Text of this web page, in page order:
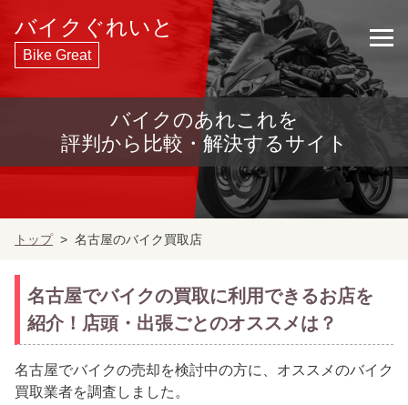
バイクぐれいと
Bike Great
バイクのあれこれを
評判から比較・解決するサイト
トップ 名古屋のバイク買取店
名古屋でバイクの買取に利用できるお店を
紹介！店頭・出張ごとのオススメは？
名古屋でバイクの売却を検討中の方に、オススメのバイク
買取業者を調査しました。